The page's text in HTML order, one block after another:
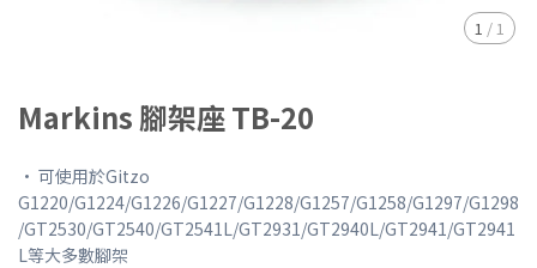
1 / 1
Markins 腳架座 TB-20
• 可使用於Gitzo
G1220/G1224/G1226/G1227/G1228/G1257/G1258/G1297/G1298
/GT2530/GT2540/GT2541L/GT2931/GT2940L/GT2941/GT2941
L等大多數腳架